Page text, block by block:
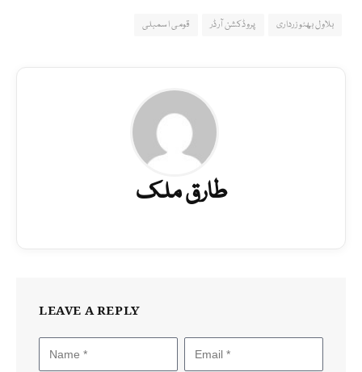
بلاول بھٹو زرداری پروڈکشن آرڈر قومی اسمبلی
طارق ملک
LEAVE A REPLY